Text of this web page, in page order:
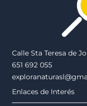
Calle Sta Teresa de
651 692 055
Enlaces de Interés